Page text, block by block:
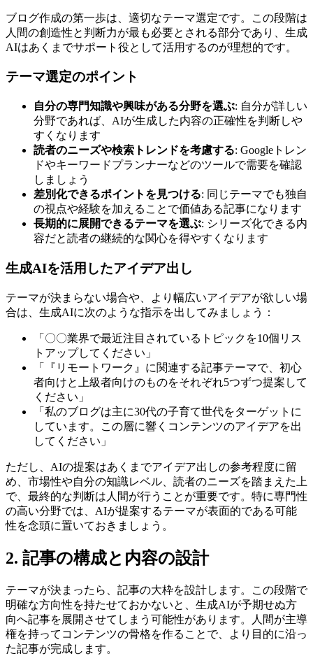
ブログ作成の第一歩は、適切なテーマ選定です。この段階は
人間の創造性と判断力が最も必要とされる部分であり、生成
AIはあくまでサポート役として活用するのが理想的です。
テーマ選定のポイント
自分の専門知識や興味がある分野を選ぶ: 自分が詳しい
分野であれば、AIが生成した内容の正確性を判断しや
すくなります
読者のニーズや検索トレンドを考慮する: Googleトレン
ドやキーワードプランナーなどのツールで需要を確認
しましょう
差別化できるポイントを見つける: 同じテーマでも独自
の視点や経験を加えることで価値ある記事になります
長期的に展開できるテーマを選ぶ: シリーズ化できる内
容だと読者の継続的な関心を得やすくなります
生成AIを活用したアイデア出し
テーマが決まらない場合や、より幅広いアイデアが欲しい場
合は、生成AIに次のような指示を出してみましょう：
「〇〇業界で最近注目されているトピックを10個リス
トアップしてください」
「『リモートワーク』に関連する記事テーマで、初心
者向けと上級者向けのものをそれぞれ5つずつ提案して
ください」
「私のブログは主に30代の子育て世代をターゲットに
しています。この層に響くコンテンツのアイデアを出
してください」
ただし、AIの提案はあくまでアイデア出しの参考程度に留
め、市場性や自分の知識レベル、読者のニーズを踏まえた上
で、最終的な判断は人間が行うことが重要です。特に専門性
の高い分野では、AIが提案するテーマが表面的である可能
性を念頭に置いておきましょう。
2. 記事の構成と内容の設計
テーマが決まったら、記事の大枠を設計します。この段階で
明確な方向性を持たせておかないと、生成AIが予期せぬ方
向へ記事を展開させてしまう可能性があります。人間が主導
権を持ってコンテンツの骨格を作ることで、より目的に沿っ
た記事が完成します。